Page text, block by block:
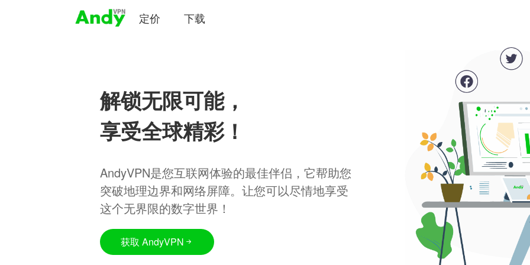
定价 下载
解锁无限可能，
享受全球精彩！
AndyVPN是您互联网体验的最佳伴侣，它帮助您
突破地理边界和网络屏障。让您可以尽情地享受
这个无界限的数字世界！
获取 AndyVPN